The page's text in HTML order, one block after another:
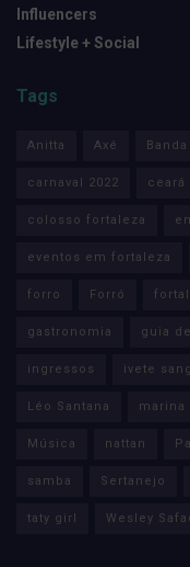
Influencers
Lifestyle + Social
Tags
Anitta Axé Banda
carnaval 2022 ceará
colosso fortaleza
eventos em fortaleza
forro Forró fortal
gastronomia guia
ingressos ivete
Léo Santana marina
Música nattan
samba Sertanejo
taty girl Wesley